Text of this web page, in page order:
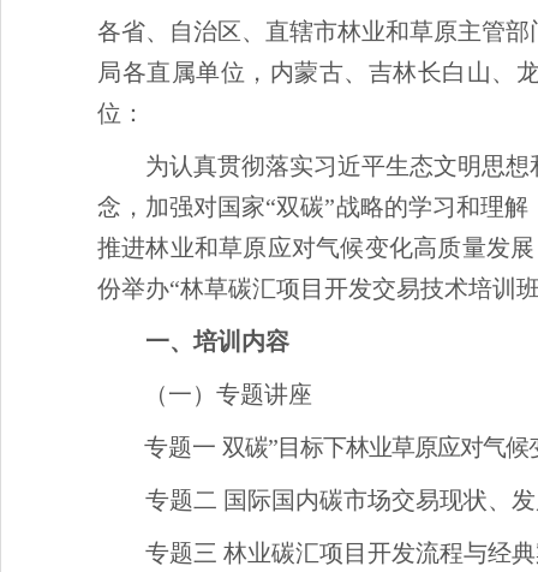
各省、自治区、直辖市林业和草原主管
局各直属单位，内蒙古、吉林长白山、
位：
为认真贯彻落实习近平生态文明思
念，加强对国家“双碳”战略的学习和理
推进林业和草原应对气候变化高质量发
份举办“林草碳汇项目开发交易技术培训
一、培训内容
（一）专题讲座
专题一 双碳”目标下林业草原应对气
专题二 国际国内碳市场交易现状、
专题三 林业碳汇项目开发流程与经